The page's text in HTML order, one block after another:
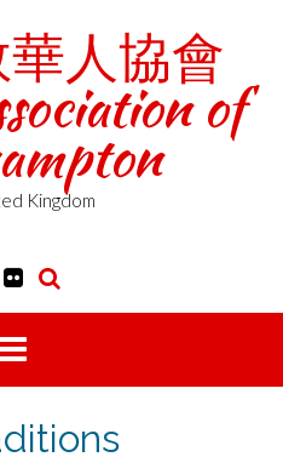
人協會
of
Kingdom